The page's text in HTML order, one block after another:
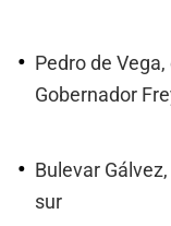
Pedro de
Gobernador
Bulevar
sur